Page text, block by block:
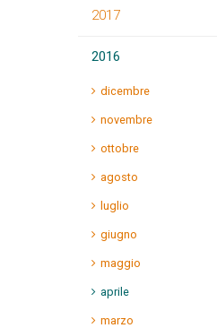
2017
2016
dicembre
novembre
ottobre
agosto
luglio
giugno
maggio
aprile
marzo